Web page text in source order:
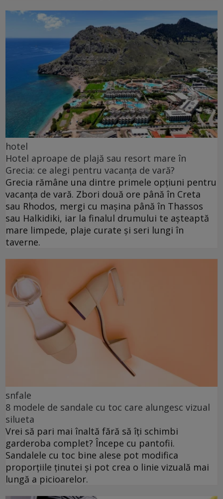
hotel
Hotel aproape de plajă sau resort mare în
Grecia: ce alegi pentru vacanța de vară?
Grecia rămâne una dintre primele opțiuni pentru
vacanța de vară. Zbori două ore până în Creta
sau Rhodos, mergi cu mașina până în Thassos
sau Halkidiki, iar la finalul drumului te așteaptă
mare limpede, plaje curate și seri lungi în
taverne.
snfale
8 modele de sandale cu toc care alungesc vizual
silueta
Vrei să pari mai înaltă fără să îți schimbi
garderoba complet? Începe cu pantofii.
Sandalele cu toc bine alese pot modifica
proporțiile ținutei și pot crea o linie vizuală mai
lungă a picioarelor.